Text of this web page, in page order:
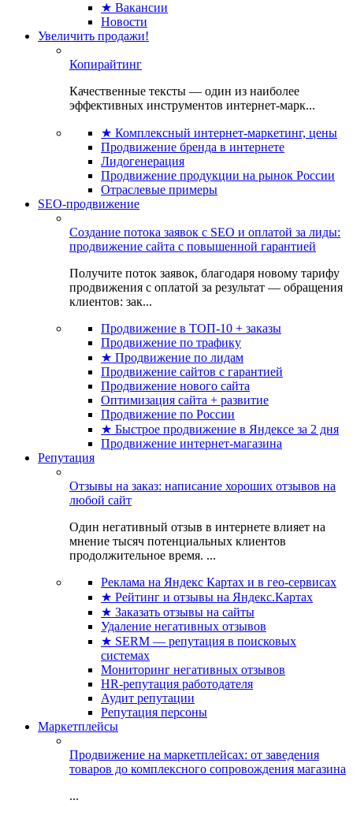
★ Вакансии
Новости
Увеличить продажи!
Копирайтинг
Качественные тексты — один из наиболее
эффективных инструментов интернет-марк...
★ Комплексный интернет-маркетинг, цены
Продвижение бренда в интернете
Лидогенерация
Продвижение продукции на рынок России
Отраслевые примеры
SEO-продвижение
Создание потока заявок с SEO и оплатой за лиды:
продвижение сайта с повышенной гарантией
Получите поток заявок, благодаря новому тарифу
продвижения с оплатой за результат — обращения
клиентов: зак...
Продвижение в ТОП-10 + заказы
Продвижение по трафику
★ Продвижение по лидам
Продвижение сайтов с гарантией
Продвижение нового сайта
Оптимизация сайта + развитие
Продвижение по России
★ Быстрое продвижение в Яндексе за 2 дня
Продвижение интернет-магазина
Репутация
Отзывы на заказ: написание хороших отзывов на
любой сайт
Один негативный отзыв в интернете влияет на
мнение тысяч потенциальных клиентов
продолжительное время. ...
Реклама на Яндекс Картах и в гео-сервисах
★ Рейтинг и отзывы на Яндекс.Картах
★ Заказать отзывы на сайты
Удаление негативных отзывов
★ SERM — репутация в поисковых
системах
Мониторинг негативных отзывов
HR-репутация работодателя
Аудит репутации
Репутация персоны
Маркетплейсы
Продвижение на маркетплейсах: от заведения
товаров до комплексного сопровождения магазина
...